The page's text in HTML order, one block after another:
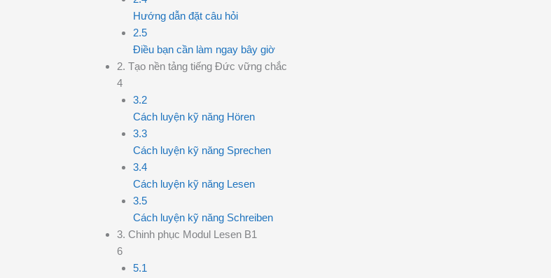
Hướng dẫn đặt câu hỏi
2.5
Điều bạn cần làm ngay bây giờ
2. Tạo nền tảng tiếng Đức vững chắc
4
3.2
Cách luyện kỹ năng Hören
3.3
Cách luyện kỹ năng Sprechen
3.4
Cách luyện kỹ năng Lesen
3.5
Cách luyện kỹ năng Schreiben
3. Chinh phục Modul Lesen B1
6
5.1